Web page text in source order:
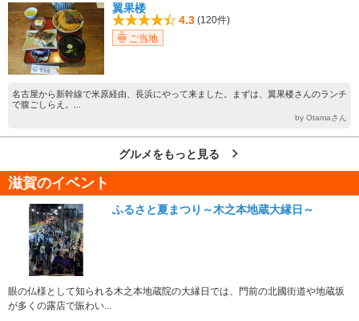
翼果楼
4.3 (120件)
ご当地
名古屋から新幹線で米原経由、長浜にやって来ました。まずは、翼果楼さんのランチ
で腹ごしらえ。...
by Otamaさん
グルメをもっと見る
滋賀のイベント
ふるさと夏まつり～木之本地蔵大縁日～
眼の仏様として知られる木之本地蔵院の大縁日では、門前の北國街道や地蔵坂
が多くの露店で賑わい...